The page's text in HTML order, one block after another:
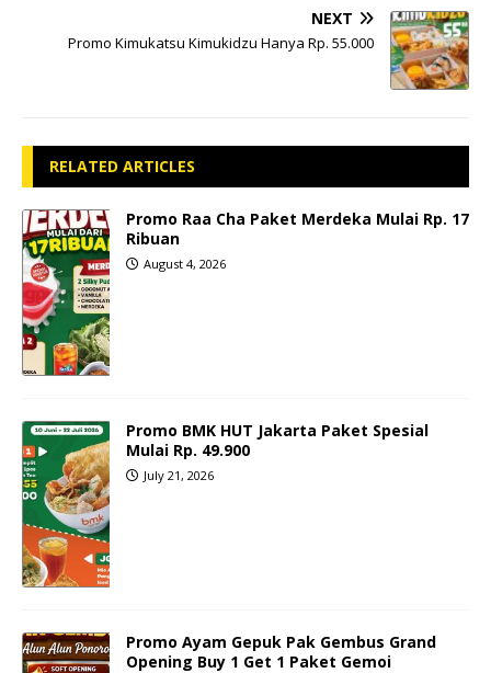
NEXT
Promo Kimukatsu Kimukidzu Hanya Rp. 55.000
RELATED ARTICLES
Promo Raa Cha Paket Merdeka Mulai Rp. 17
Ribuan
August 4, 2026
Promo BMK HUT Jakarta Paket Spesial
Mulai Rp. 49.900
July 21, 2026
Promo Ayam Gepuk Pak Gembus Grand
Opening Buy 1 Get 1 Paket Gemoi